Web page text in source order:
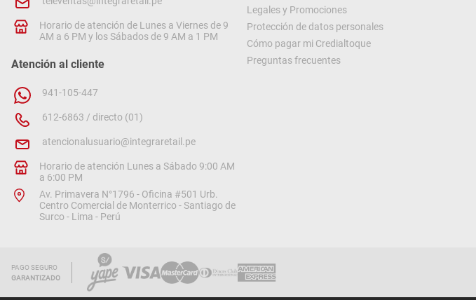
Horario de atención de Lunes a Viernes de 9
AM a 6 PM y los Sábados de 9 AM a 1 PM
Atención al cliente
941-105-447
612-6863 / directo (01)
atencionalusuario@integraretail.pe
Horario de atención Lunes a Sábado 9:00 AM
a 6:00 PM
Av. Primavera N°1796 - Oficina #501 Urb.
Centro Comercial de Monterrico - Santiago de
Surco - Lima - Perú
Legales y Promociones
Protección de datos personales
Cómo pagar mi Credialtoque
Preguntas frecuentes
PAGO SEGURO
GARANTIZADO